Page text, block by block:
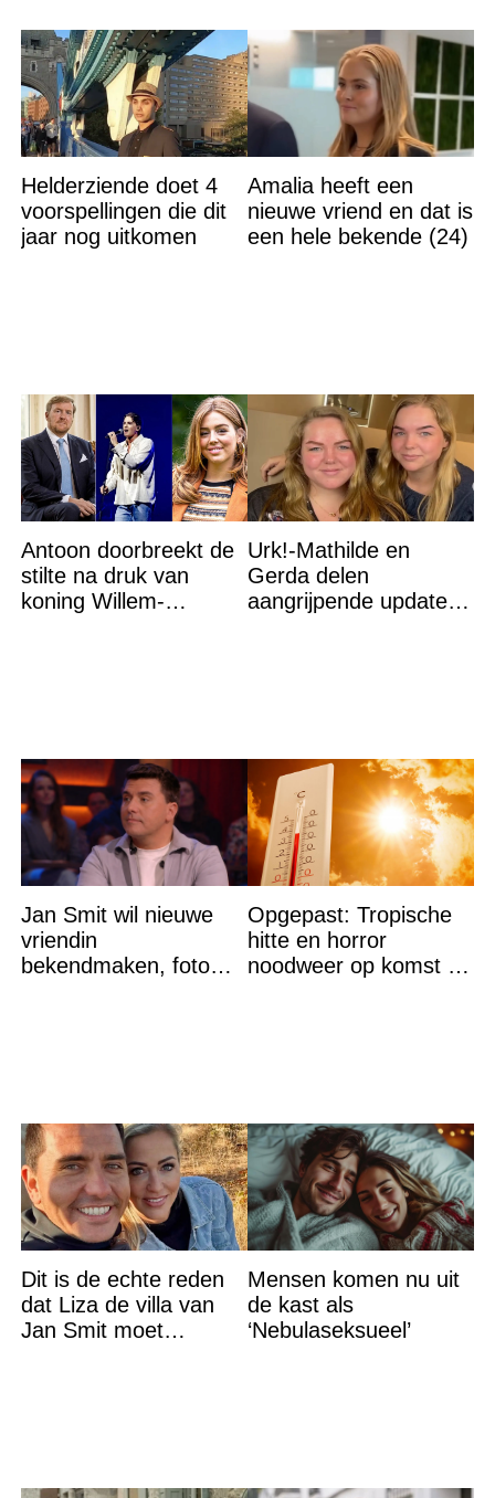
Helderziende doet 4
voorspellingen die dit
jaar nog uitkomen
Amalia heeft een
nieuwe vriend en dat is
een hele bekende (24)
Antoon doorbreekt de
stilte na druk van
koning Willem-
Urk!-Mathilde en
Gerda delen
aangrijpende update
Jan Smit wil nieuwe
vriendin
bekendmaken, foto
Opgepast: Tropische
hitte en horror
noodweer op komst –
Dit is de echte reden
dat Liza de villa van
Jan Smit moet
Mensen komen nu uit
de kast als
‘Nebulaseksueel’